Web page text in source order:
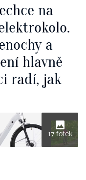
na
a
hlavně
radí, jak
17 fotek